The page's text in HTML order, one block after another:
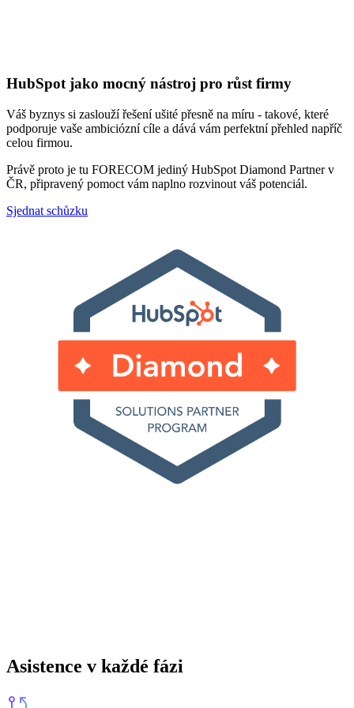
HubSpot jako mocný nástroj pro růst firmy
Váš byznys si zaslouží řešení ušité přesně na míru - takové, které
podporuje vaše ambiciózní cíle a dává vám perfektní přehled napříč
celou firmou.
Právě proto je tu FORECOM jediný HubSpot Diamond Partner v
ČR, připravený pomoct vám naplno rozvinout váš potenciál.
Sjednat schůzku
Asistence v každé fázi